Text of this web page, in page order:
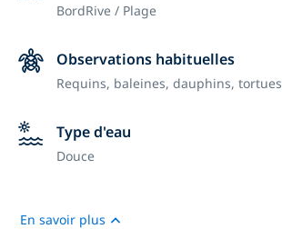
BordRive / Plage
Observations habituelles
Requins, baleines, dauphins, tortues
Type d'eau
Douce
En savoir plus